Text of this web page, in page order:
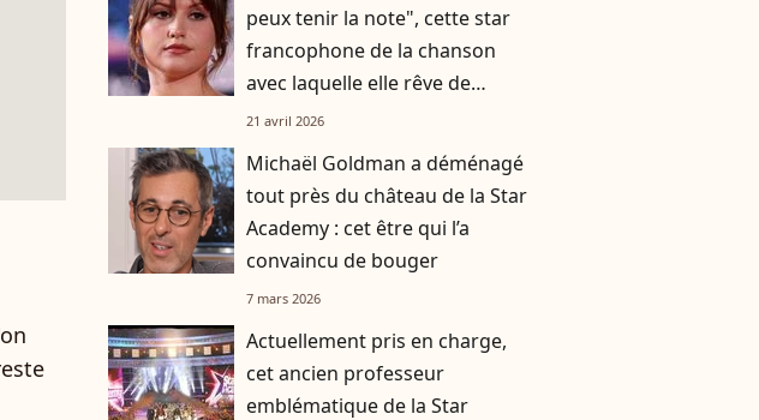
peux tenir la note", cette star
francophone de la chanson
avec laquelle elle rêve de
partager la scène
21 avril 2026
Michaël Goldman a déménagé
tout près du château de la Star
Academy : cet être qui l’a
convaincu de bouger
7 mars 2026
Actuellement pris en charge,
cet ancien professeur
emblématique de la Star